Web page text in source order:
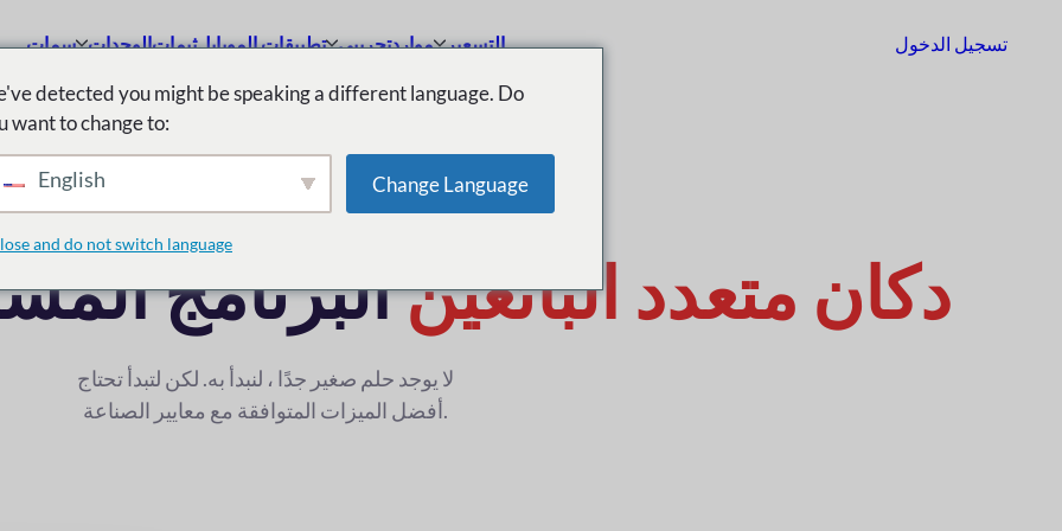
سمات الوحداتثيماتتطبيقات الموبايل تجريبيموارد التسعير تسجيل الدخول
ميزات غير عادية لـ
دكان متعدد البائعينالبرنامج
لا يوجد حلم صغير جدًا ، لنبدأ به. لكن لتبدأ تحتاج
أفضل الميزات المتوافقة مع معايير الصناعة.
detected you might be speaking a different language. Do
want to change to:
English Change Language
and do not switch language